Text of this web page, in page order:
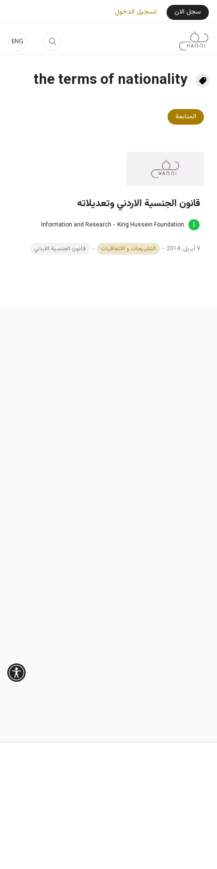
تجاوز إلى المحتوى الرئيسي
ENG
User Login Menu
سجل الان تسجيل الدخول
the terms of nationality
المتابعة
قانون الجنسية الاردني وتعديلاته
Information and Research - King Hussein Foundation
9 أبريل، 2014 التشريعات و الاتفاقيات قانون الجنسية الاردني